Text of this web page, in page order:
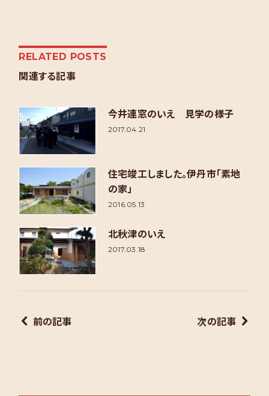
RELATED POSTS
関連する記事
今井連窓のいえ 見学の様子
2017.04.21
住宅竣工しました。伊丹市「素地
の家」
2016.05.13
北秋津のいえ
2017.03.18
前の記事 次の記事